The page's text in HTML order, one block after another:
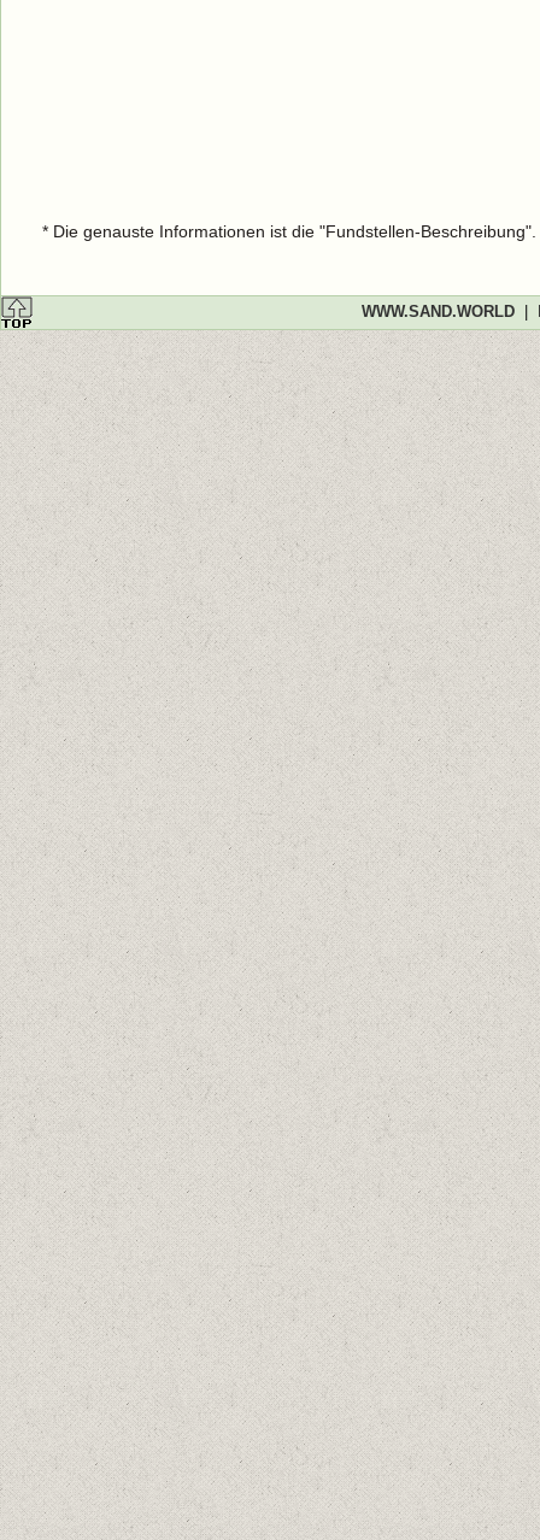
* Die genauste Informationen ist die "Fundstellen-
WWW.SAND.WORLD|